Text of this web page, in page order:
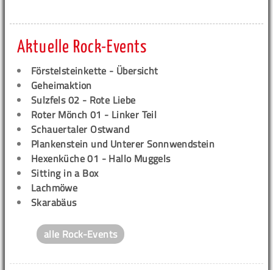
Aktuelle Rock-Events
Förstelsteinkette - Übersicht
Geheimaktion
Sulzfels 02 - Rote Liebe
Roter Mönch 01 - Linker Teil
Schauertaler Ostwand
Plankenstein und Unterer Sonnwendstein
Hexenküche 01 - Hallo Muggels
Sitting in a Box
Lachmöwe
Skarabäus
alle Rock-Events